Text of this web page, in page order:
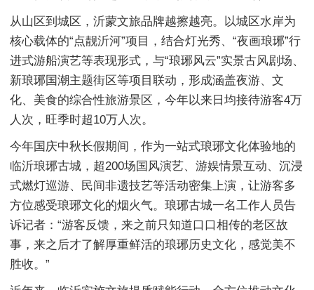
从山区到城区，沂蒙文旅品牌越擦越亮。以城区水岸为
核心载体的“点靓沂河”项目，结合灯光秀、“夜画琅琊”行
进式游船演艺等表现形式，与“琅琊风云”实景古风剧场、
新琅琊国潮主题街区等项目联动，形成涵盖夜游、文
化、美食的综合性旅游景区，今年以来日均接待游客4万
人次，旺季时超10万人次。
今年国庆中秋长假期间，作为一站式琅琊文化体验地的
临沂琅琊古城，超200场国风演艺、游娱情景互动、沉浸
式燃灯巡游、民间非遗技艺等活动密集上演，让游客多
方位感受琅琊文化的烟火气。琅琊古城一名工作人员告
诉记者：“游客反馈，来之前只知道口口相传的老区故
事，来之后才了解厚重鲜活的琅琊历史文化，感觉美不
胜收。”